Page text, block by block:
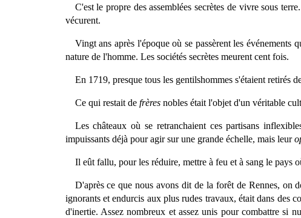
C'est le propre des assemblées secrètes de vivre sous
vécurent.
Vingt ans après l'époque où se passèrent les
nature de l'homme. Les sociétés secrètes meurent cent fois.
En 1719, presque tous les gentilshommes s'étaient retirés
Ce qui restait de frèresnobles était l'objet d'un véritable
Les châteaux où se retranchaient ces partisans
impuissants déjà pour agir sur une grande échelle, mais leur
Il eût fallu, pour les réduire, mettre à feu et à sang le pays
D'après ce que nous avons dit de la forêt de Rennes, on
ignorants et endurcis aux plus rudes travaux, était dans des
d'inertie. Assez nombreux et assez unis pour combattre si